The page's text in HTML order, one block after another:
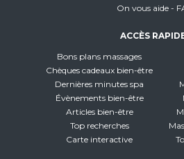
On vous aide -
ACCÈS
Bons plans massages
Chèques cadeaux bien-être
Dernières minutes spa
Évènements bien-être
Articles bien-être
Top recherches
Carte interactive